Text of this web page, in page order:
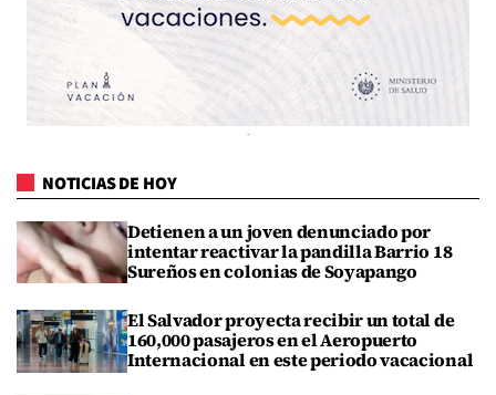
NOTICIAS DE HOY
Detienen a un joven denunciado por
intentar reactivar la pandilla Barrio 18
Sureños en colonias de Soyapango
El Salvador proyecta recibir un total de
160,000 pasajeros en el Aeropuerto
Internacional en este periodo vacacional